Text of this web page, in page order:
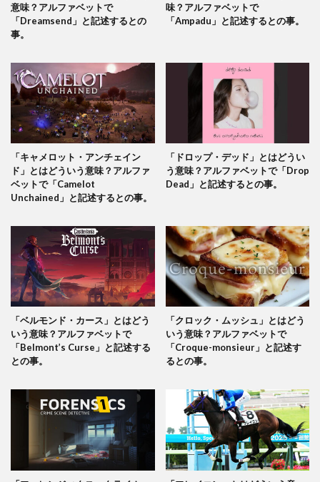
意味？アルファベットで
「Dreamsend」と記述するとの
事。
味？アルファベットで
「Ampadu」と記述するとの事。
「キャメロット・アンチェイン
ド」とはどういう意味？アルファ
ベットで「Camelot
Unchained」と記述するとの事。
「ドロップ・デッド」とはどうい
う意味？アルファベットで「Drop
Dead」と記述するとの事。
「ベルモンド・カース」とはどう
いう意味？アルファベットで
「Belmont’s Curse」と記述する
との事。
「クロック・ムッシュ」とはどう
いう意味？アルファベットで
「Croque-monsieur」と記述す
るとの事。